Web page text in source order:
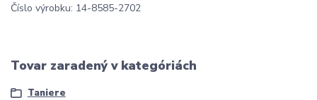
Číslo výrobku: 14-8585-2702
Tovar zaradený v kategóriách
Taniere